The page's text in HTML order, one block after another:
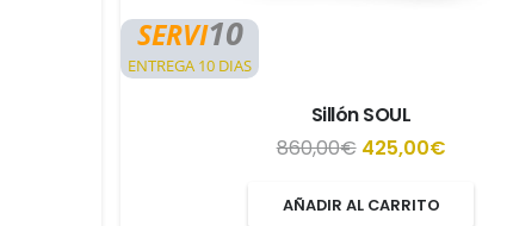
SERVI10
ENTREGA 10 DIAS
Sillón SOUL
860,00€ El
original
425,00€El
AÑADIR AL CARRITO